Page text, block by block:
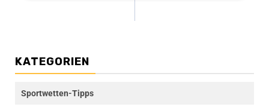
KATEGORIEN
Sportwetten-Tipps